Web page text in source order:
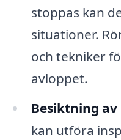
stoppas kan
situationer.
och tekniker
avloppet.
Besiktning
kan utföra